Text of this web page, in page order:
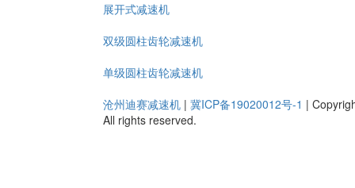
展开式减速机
双级圆柱齿轮减速机
单级圆柱齿轮减速机
沧州迪赛减速机 | 冀ICP备19020012号-1 |
All rights reserved.